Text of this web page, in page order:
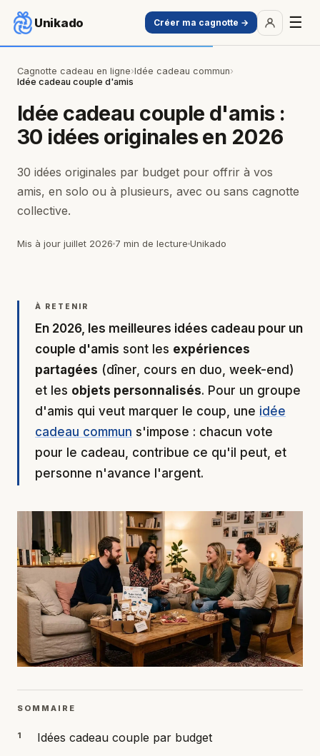
Unikado Créer ma cagnotte → ☰
Cagnotte cadeau en ligne›Idée cadeau commun›
Idée cadeau couple d'amis
Idée cadeau couple d'amis:
30 idées originales en 2026
30 idées originales par budget pour offrir à vos
amis, en solo ou à plusieurs, avec ou sans cagnotte
collective.
Mis à jour juillet 2026 7 min de lecture Unikado
À RETENIR
En 2026, les meilleures idées cadeau pour un
couple d'amis sont les expériences
partagées (dîner, cours en duo, week-end)
et les objets personnalisés. Pour un groupe
d'amis qui veut marquer le coup, une idée
cadeau commun s'impose : chacun vote
pour le cadeau, contribue ce qu'il peut, et
personne n'avance l'argent.
SOMMAIRE
1 Idées cadeau couple par budget